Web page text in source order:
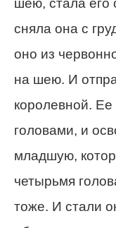
шею, стала его
сняла она с
оно из
на шею. И
королевной.
головами, и
младшую,
четырьмя
тоже. И стали